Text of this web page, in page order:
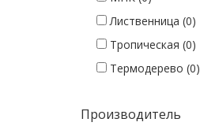
Лиственница (0)
Тропическая (0)
Термодерево (0)
Производитель